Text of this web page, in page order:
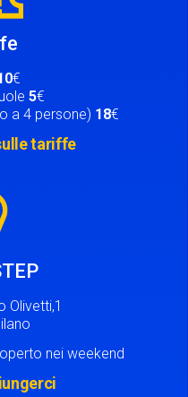
€
5€
a 4 persone) 18€
tariffe
Olivetti,1
nei weekend